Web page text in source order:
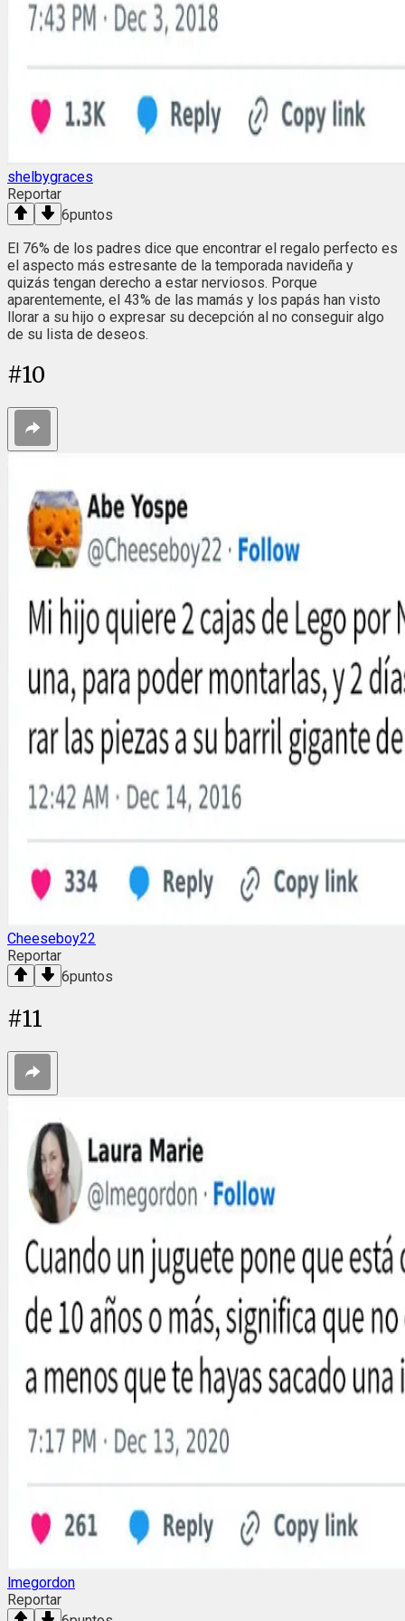
shelbygraces
Reportar
6puntos
El 76% de los padres dice que encontrar el regalo perfecto es
el aspecto más estresante de la temporada navideña y
quizás tengan derecho a estar nerviosos. Porque
aparentemente, el 43% de las mamás y los papás han visto
llorar a su hijo o expresar su decepción al no conseguir algo
de su lista de deseos.
#10
Cheeseboy22
Reportar
6puntos
#11
lmegordon
Reportar